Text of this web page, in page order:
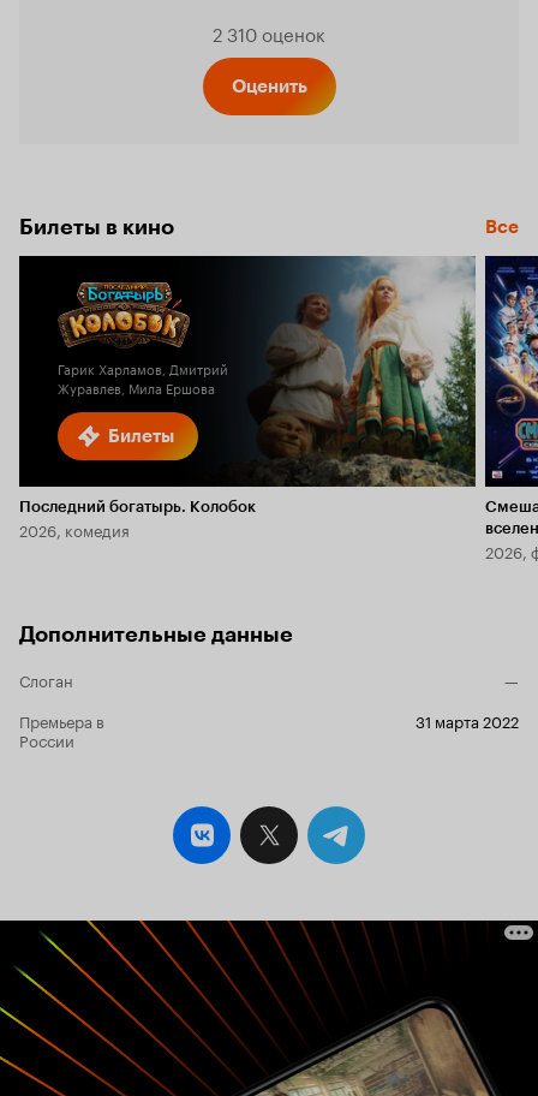
Рейтинг
2 310 оценок
Оценить
Билеты в кино Все
Билеты
Гарик Харламов, Дмитрий
Журавлев, Мила Ершова
Последний богатырь. Колобок
2026, комедия
2026,
Дополнительные данные
Слоган
—
Премьера в
России
31 марта 2022